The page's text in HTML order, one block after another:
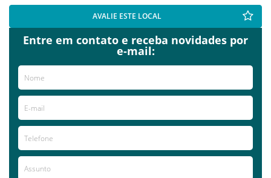
AVALIE ESTE LOCAL
Entre em contato e receba novidades por
e-mail: